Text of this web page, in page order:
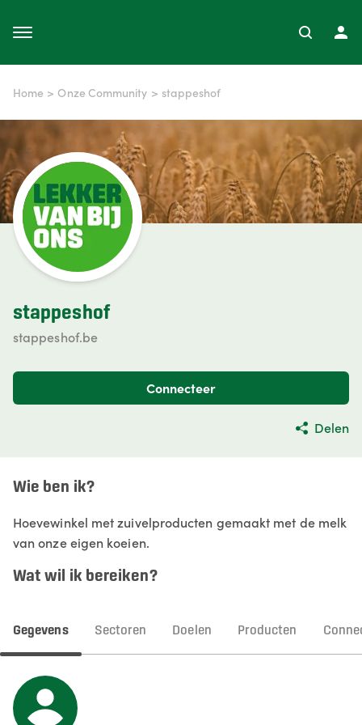
Home > Onze Community > stappeshof
stappeshof
stappeshof.be
Connecteer
Delen
Wie ben ik?
Hoevewinkel met zuivelproducten gemaakt met de melk
van onze eigen koeien.
Wat wil ik bereiken?
Gegevens Sectoren Doelen Producten